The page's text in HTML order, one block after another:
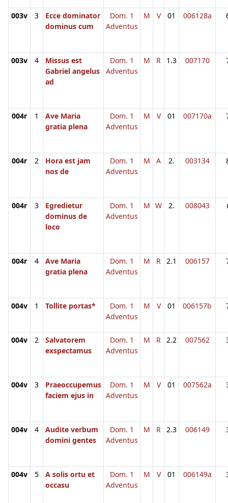
003v 3
Ecce dominator
dominus cum
Dom. 1
Adventus
M V 01 006128a
003v 4
Missus est
Gabriel angelus
ad
Dom. 1
Adventus
M R 1.3 007170
004r 1
Ave Maria
gratia plena
Dom. 1
Adventus
M V 01 007170a
004r 2
Hora est jam
nos de
Dom. 1
Adventus
M A 2. 003134
004r 3
Egredietur
dominus de
loco
Dom. 1
Adventus
M W 2. 008043
004r 4
Ave Maria
gratia plena
Dom. 1
Adventus
M R 2.1 006157
004v 1 Tollite portas*
Dom. 1
Adventus
M V 01 006157b
004v 2
Salvatorem
exspectamus
Dom. 1
Adventus
M R 2.2 007562
004v 3
Praeoccupemus
faciem ejus in
Dom. 1
Adventus
M V 01 007562a
004v 4
Audite verbum
domini gentes
Dom. 1
Adventus
M R 2.3 006149
004v 5
A solis ortu et
occasu
Dom. 1
Adventus
M V 01 006149a